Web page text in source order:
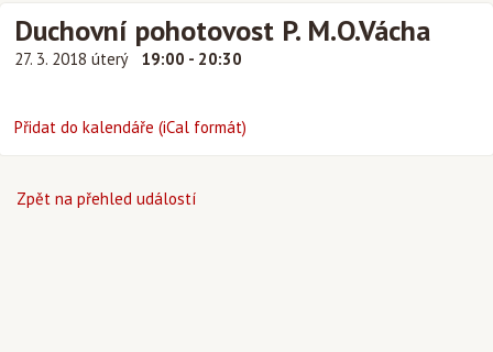
Duchovní pohotovost P. M.O.Vácha
27. 3. 2018 úterý 19:00 - 20:30
Přidat do kalendáře (iCal formát)
Zpět na přehled událostí